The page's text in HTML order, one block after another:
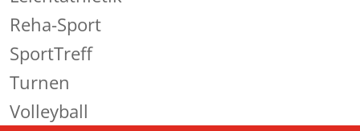
Reha-Sport
SportTreff
Turnen
Volleyball